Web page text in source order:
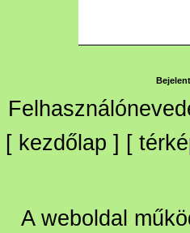
[ kezdőlap ] [
A weboldal